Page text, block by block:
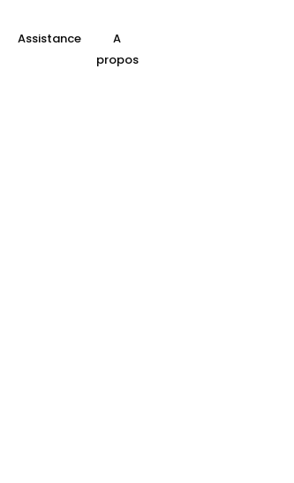
Assistance
A
propos